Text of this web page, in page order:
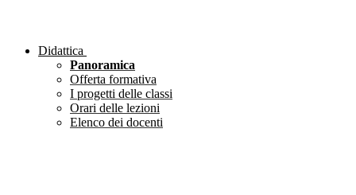
Didattica
Panoramica
Offerta formativa
I progetti delle classi
Orari delle lezioni
Elenco dei docenti